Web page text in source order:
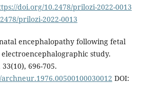
doi.org/10.2478/prilozi-2022-0013
prilozi-2022-0013
encephalopathy following fetal
study.
696-705.
DOI: